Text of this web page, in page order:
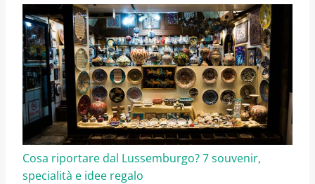
Cosa riportare dal Lussemburgo? 7 souvenir,
specialità e idee regalo